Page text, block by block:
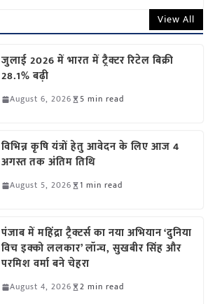
View All
जुलाई 2026 में भारत में ट्रैक्टर रिटेल बिक्री
28.1% बढ़ी
August 6, 2026 5 min read
विभिन्न कृषि यंत्रों हेतु आवेदन के लिए आज 4
अगस्त तक अंतिम तिथि
August 5, 2026 1 min read
पंजाब में महिंद्रा ट्रैक्टर्स का नया अभियान ‘दुनिया
विच इक्को ललकार’ लॉन्च, सुखबीर सिंह और
परमिश वर्मा बने चेहरा
August 4, 2026 2 min read